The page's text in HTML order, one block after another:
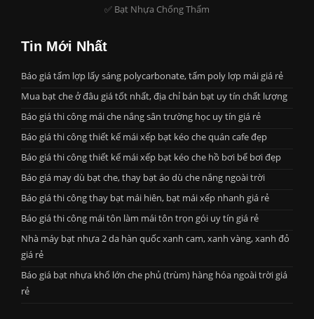
✅ Bạt Nhựa Chống Thấm
Tin Mới Nhất
Báo giá tấm lợp lấy sáng polycarbonate, tấm poly lợp mái giá rẻ
Mua bạt che ở đâu giá tốt nhất, địa chỉ bán bạt uy tín chất lượng
Báo giá thi công mái che nắng sân trường học uy tín giá rẻ
Báo giá thi công thiết kế mái xếp bạt kéo che quán cafe đẹp
Báo giá thi công thiết kế mái xếp bạt kéo che hồ bơi bể bơi đẹp
Báo giá may dù bạt che, thay bạt áo dù che nắng ngoài trời
Báo giá thi công thay bạt mái hiên, bạt mái xếp nhanh giá rẻ
Báo giá thi công mái tôn làm mái tôn trọn gói uy tín giá rẻ
Nhà máy bạt nhựa 2 da hàn quốc xanh cam, xanh vàng, xanh đỏ
giá rẻ
Báo giá bạt nhựa khổ lớn che phủ (trùm) hàng hóa ngoài trời giá
rẻ